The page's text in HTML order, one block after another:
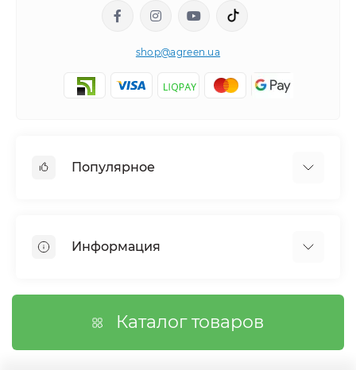
shop@agreen.ua
Популярное
Сетка шпалерная
Сетка затеняющая
Информация
Каталог товаров